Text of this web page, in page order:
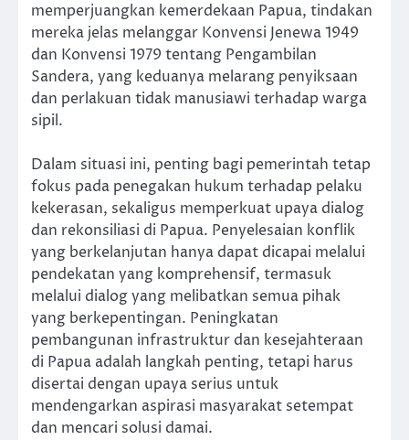
memperjuangkan kemerdekaan Papua, tindakan
mereka jelas melanggar Konvensi Jenewa 1949
dan Konvensi 1979 tentang Pengambilan
Sandera, yang keduanya melarang penyiksaan
dan perlakuan tidak manusiawi terhadap warga
sipil.
Dalam situasi ini, penting bagi pemerintah tetap
fokus pada penegakan hukum terhadap pelaku
kekerasan, sekaligus memperkuat upaya dialog
dan rekonsiliasi di Papua. Penyelesaian konflik
yang berkelanjutan hanya dapat dicapai melalui
pendekatan yang komprehensif, termasuk
melalui dialog yang melibatkan semua pihak
yang berkepentingan. Peningkatan
pembangunan infrastruktur dan kesejahteraan
di Papua adalah langkah penting, tetapi harus
disertai dengan upaya serius untuk
mendengarkan aspirasi masyarakat setempat
dan mencari solusi damai.